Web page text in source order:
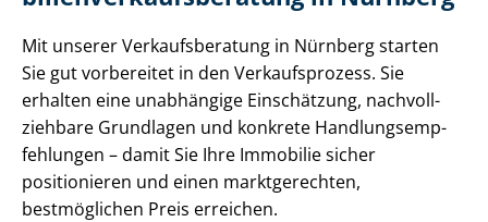
Mit unserer Ver­kaufs­be­ra­tung in Nürnberg starten
Sie gut vorbereitet in den Verkaufsprozess. Sie
erhalten eine unabhängige Einschätzung, nach­voll­
zieh­ba­re Grundlagen und konkrete Hand­lungs­emp­
feh­lun­gen – damit Sie Ihre Immobilie sicher
positionieren und einen marktgerechten,
bestmöglichen Preis erreichen.